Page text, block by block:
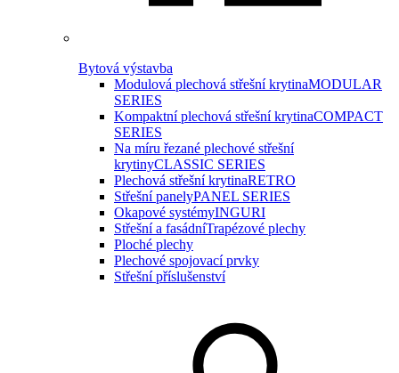
Bytová výstavba
Modulová plechová střešní krytinaMODULAR
SERIES
Kompaktní plechová střešní krytinaCOMPACT
SERIES
Na míru řezané plechové střešní
krytinyCLASSIC SERIES
Plechová střešní krytinaRETRO
Střešní panelyPANEL SERIES
Okapové systémyINGURI
Střešní a fasádníTrapézové plechy
Ploché plechy
Plechové spojovací prvky
Střešní příslušenství